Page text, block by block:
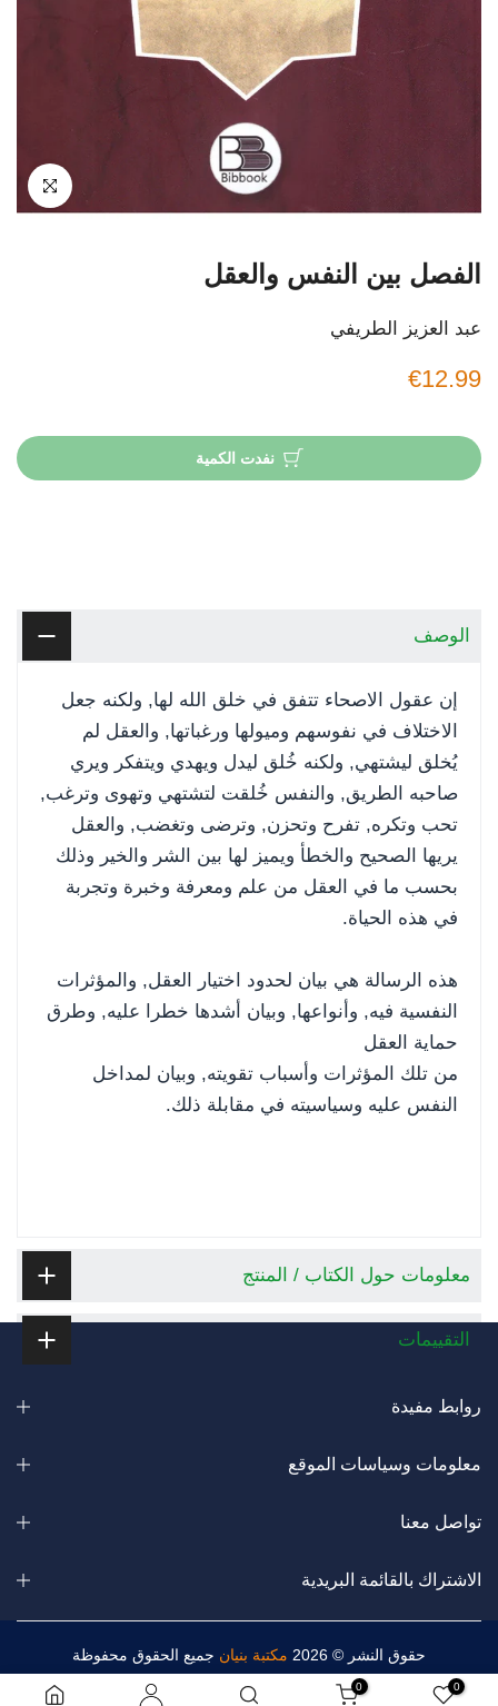
انقر للتكبير
الفصل بين النفس والعقل
عبد العزيز الطريفي
€12.99
نفدت الكمية
الوصف
إن عقول الاصحاء تتفق في خلق الله لها, ولكنه جعل
الاختلاف في نفوسهم وميولها ورغباتها, والعقل لم
يُخلق ليشتهي, ولكنه خُلق ليدل ويهدي ويتفكر ويري
صاحبه الطريق, والنفس خُلقت لتشتهي وتهوى وترغب,
تحب وتكره, تفرح وتحزن, وترضى وتغضب, والعقل
يريها الصحيح والخطأ ويميز لها بين الشر والخير وذلك
بحسب ما في العقل من علم ومعرفة وخبرة وتجربة
في هذه الحياة.
هذه الرسالة هي بيان لحدود اختيار العقل, والمؤثرات
النفسية فيه, وأنواعها, وبيان أشدها خطرا عليه, وطرق
حماية العقل
من تلك المؤثرات وأسباب تقويته, وبيان لمداخل
النفس عليه وسياسيته في مقابلة ذلك.
معلومات حول الكتاب / المنتج
التقييمات
روابط مفيدة
معلومات وسياسات الموقع
تواصل معنا
الاشتراك بالقائمة البريدية
حقوق النشر © 2026 مكتبة بنيان جميع الحقوق محفوظة
0
0